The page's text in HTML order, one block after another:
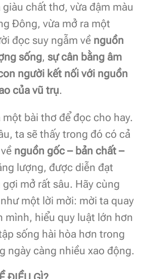
chất thơ, vừa đậm màu
Đông, vừa mở ra một
đọc suy ngẫm về nguồn
sống, sự cân bằng âm
người kết nối với nguồn
của vũ trụ.
bài thơ để đọc cho hay.
ta sẽ thấy trong đó có cả
nguồn gốc – bản chất –
lượng, được diễn đạt
mở rất sâu. Hãy cùng
một lời mời: mời ta quay
mình, hiểu quy luật lớn hơn
sống hài hòa hơn trong
ngày càng nhiều xao động.